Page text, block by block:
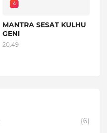
4
MANTRA SESAT KULHU
GENI
20.49
(6)